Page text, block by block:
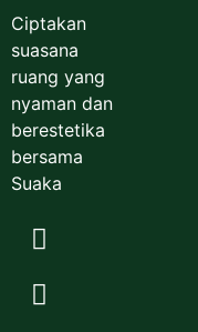
Ciptakan
suasana
ruang yang
nyaman dan
berestetika
bersama
Suaka